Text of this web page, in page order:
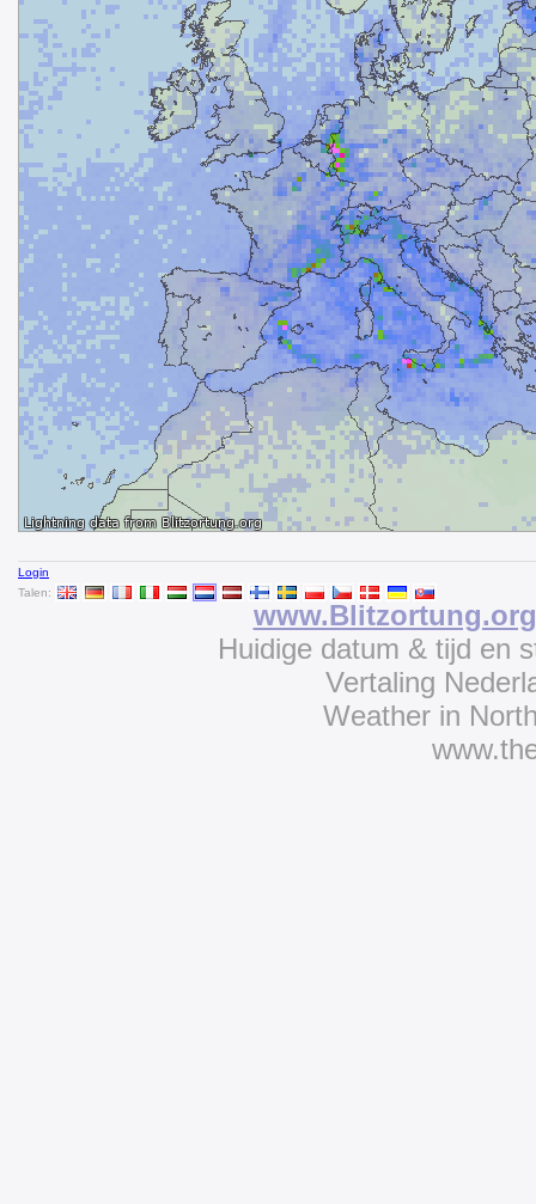
Login
Talen:
www.Blitzortung.org
Huidige datum & tijd en
Vertaling
Weather in